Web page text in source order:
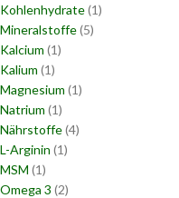
Kohlenhydrate(1)
Mineralstoffe(5)
Kalcium (1)
Kalium (1)
Magnesium (1)
Natrium (1)
Nährstoffe(4)
L-Arginin (1)
MSM (1)
Omega 3 (2)